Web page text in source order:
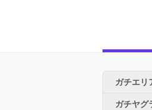
ガチエリ
ガチヤグ